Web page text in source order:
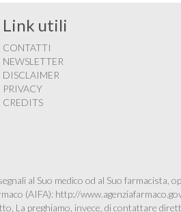
Link utili
CONTATTI
NEWSLETTER
DISCLAIMER
PRIVACY
CREDITS
al Suo medico od al Suo
(AIFA): http://
La preghiamo, invece, di contattare